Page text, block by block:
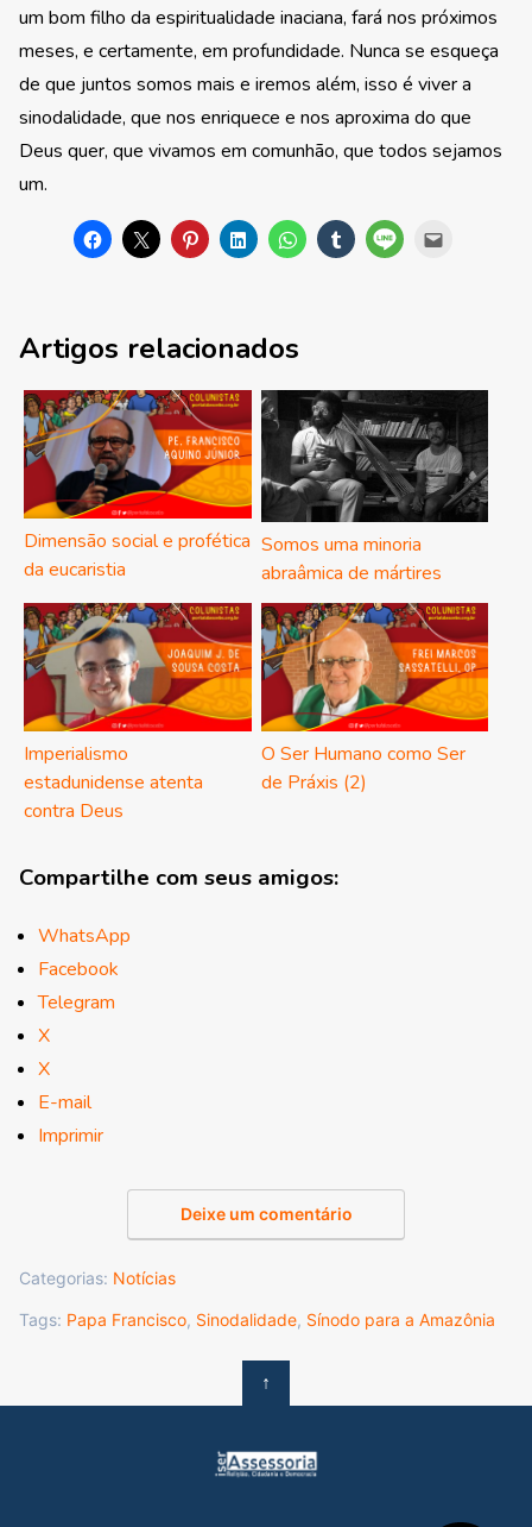
um bom filho da espiritualidade inaciana, fará nos próximos
meses, e certamente, em profundidade. Nunca se esqueça
de que juntos somos mais e iremos além, isso é viver a
sinodalidade, que nos enriquece e nos aproxima do que
Deus quer, que vivamos em comunhão, que todos sejamos
um.
Artigos relacionados
Dimensão social e profética
da eucaristia
Somos uma minoria
abraâmica de mártires
Imperialismo
estadunidense atenta
contra Deus
O Ser Humano como Ser
de Práxis (2)
Compartilhe com seus amigos:
WhatsApp
Facebook
Telegram
X
X
E-mail
Imprimir
Deixe um comentário
Categorias: Notícias
Tags: Papa Francisco, Sinodalidade, Sínodo para a Amazônia
↑